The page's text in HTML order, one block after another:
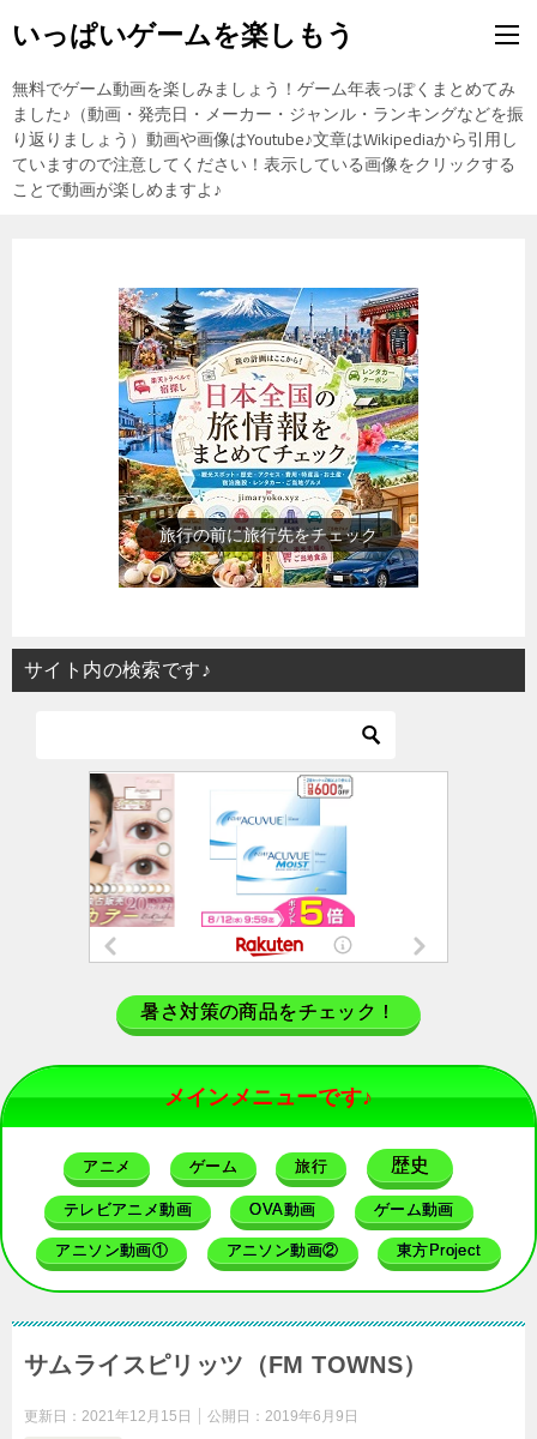
いっぱいゲームを楽しもう
無料でゲーム動画を楽しみましょう！ゲーム年表っぽくまとめてみ
ました♪（動画・発売日・メーカー・ジャンル・ランキングなどを振
り返りましょう）動画や画像はYoutube♪文章はWikipediaから引用し
ていますので注意してください！表示している画像をクリックする
ことで動画が楽しめますよ♪
歴史上の人物を動画で勉強
サイト内の検索です♪
暑さ対策の商品をチェック！
メインメニューです♪
アニメ ゲーム 旅行 歴史
テレビアニメ動画 OVA動画 ゲーム動画
アニソン動画① アニソン動画② 東方Project
サムライスピリッツ（FM TOWNS）
更新日： 2021年12月15日 公開日： 2019年6月9日